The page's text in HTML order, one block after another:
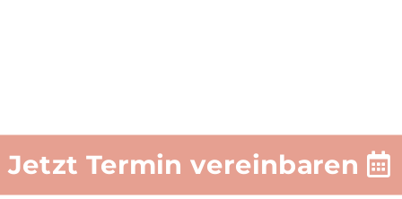
Jetzt Termin vereinbaren